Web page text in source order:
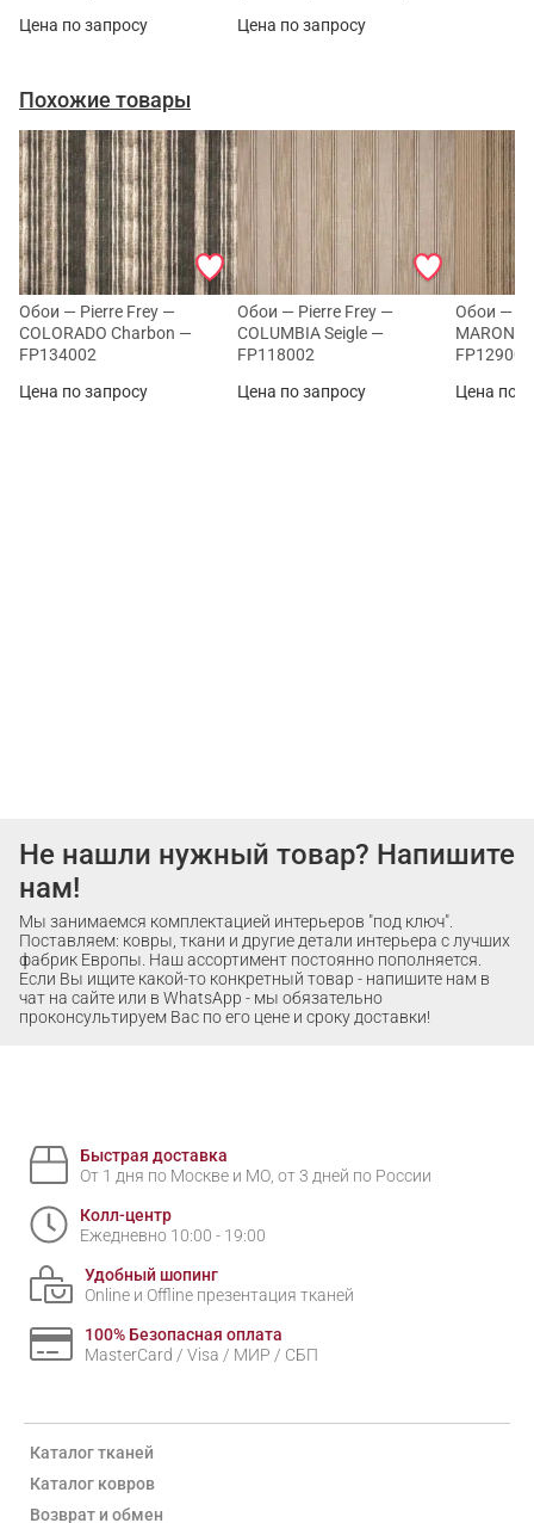
Цена по запросу
Цена по запросу
Похожие товары
Обои — Pierre Frey —
COLORADO Charbon —
FP134002
Цена по запросу
Обои — Pierre Frey —
COLUMBIA Seigle —
FP118002
Цена по запросу
Обои —
MARONI
FP129001
Цена по
Не нашли нужный товар? Напишите
нам!
Мы занимаемся комплектацией интерьеров "под ключ".
Поставляем: ковры, ткани и другие детали интерьера с лучших
фабрик Европы. Наш ассортимент постоянно пополняется.
Если Вы ищите какой-то конкретный товар - напишите нам в
чат на сайте или в WhatsApp - мы обязательно
проконсультируем Вас по его цене и сроку доставки!
Быстрая доставка
От 1 дня по Москве и МО, от 3 дней по России
Колл-центр
Ежедневно 10:00 - 19:00
Удобный шопинг
Online и Offline презентация тканей
100% Безопасная оплата
MasterCard / Visa / МИР / СБП
Каталог тканей
Каталог ковров
Возврат и обмен